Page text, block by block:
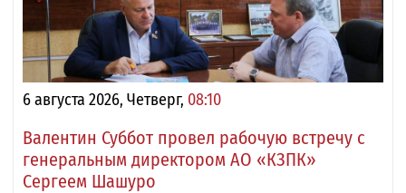
6 августа 2026, Четверг, 08:10
Валентин Суббот провел рабочую встречу с
генеральным директором АО «КЗПК»
Сергеем Шашуро